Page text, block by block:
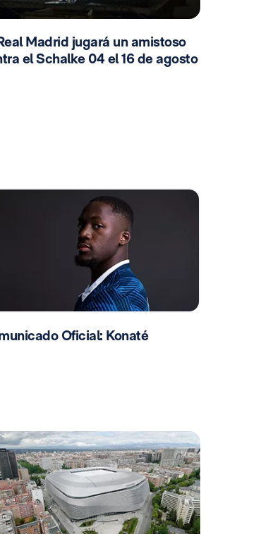
Madrid jugará un amistoso
el Schalke 04 el 16 de agosto
Oficial: Konaté